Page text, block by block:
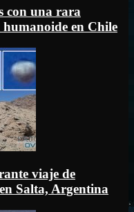
con una rara
en Chile
viaje de
Salta, Argentina